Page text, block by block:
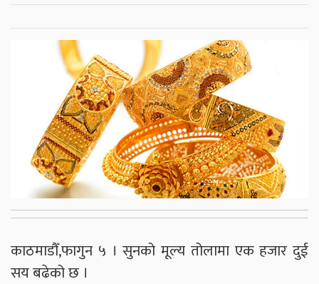
काठमाडौँ,फागुन ५ । सुनको मूल्य तोलामा एक हजार दुई
सय बढेको छ ।